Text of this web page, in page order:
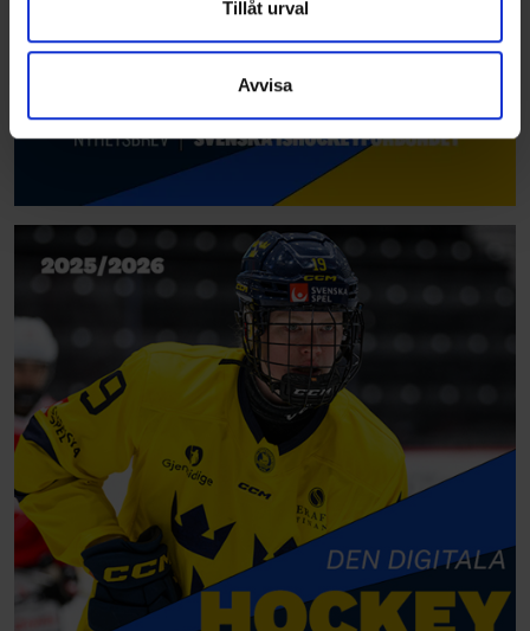
Dessa kan i sin tur kombinera informationen med annan
samlat in när du har använt deras tjänster.
Tillåt urval
Avvisa